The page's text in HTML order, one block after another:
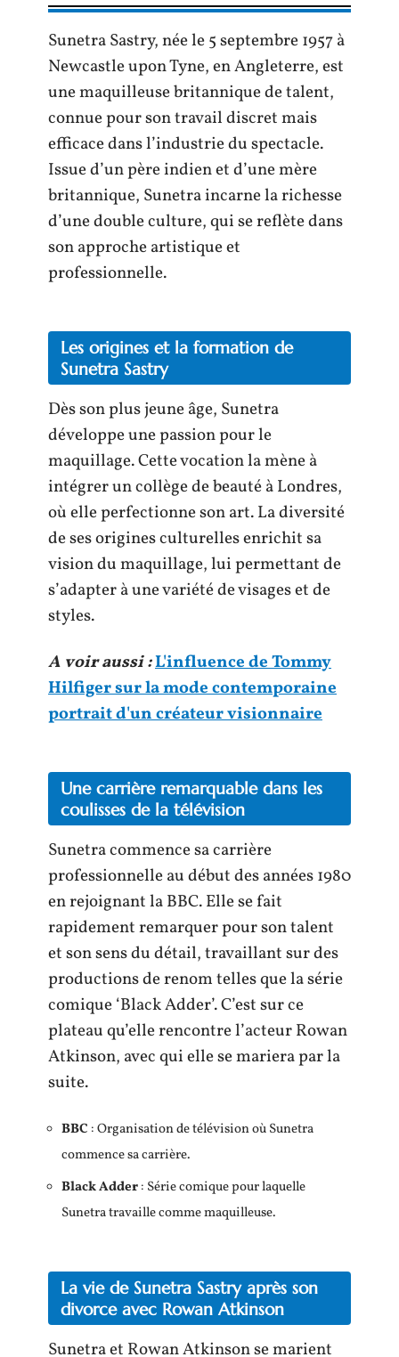
Sunetra Sastry, née le 5 septembre 1957 à
Newcastle upon Tyne, en Angleterre, est
une maquilleuse britannique de talent,
connue pour son travail discret mais
efficace dans l’industrie du spectacle.
Issue d’un père indien et d’une mère
britannique, Sunetra incarne la richesse
d’une double culture, qui se reflète dans
son approche artistique et
professionnelle.
Les origines et la formation de
Sunetra Sastry
Dès son plus jeune âge, Sunetra
développe une passion pour le
maquillage. Cette vocation la mène à
intégrer un collège de beauté à Londres,
où elle perfectionne son art. La diversité
de ses origines culturelles enrichit sa
vision du maquillage, lui permettant de
s’adapter à une variété de visages et de
styles.
A voir aussi :L'influence de Tommy
Hilfiger sur la mode contemporaine
portrait d'un créateur visionnaire
Une carrière remarquable dans les
coulisses de la télévision
Sunetra commence sa carrière
professionnelle au début des années 1980
en rejoignant la BBC. Elle se fait
rapidement remarquer pour son talent
et son sens du détail, travaillant sur des
productions de renom telles que la série
comique ‘Black Adder’. C’est sur ce
plateau qu’elle rencontre l’acteur Rowan
Atkinson, avec qui elle se mariera par la
suite.
BBC : Organisation de télévision où Sunetra
commence sa carrière.
Black Adder: Série comique pour laquelle
Sunetra travaille comme maquilleuse.
La vie de Sunetra Sastry après son
divorce avec Rowan Atkinson
Sunetra et Rowan Atkinson se marient